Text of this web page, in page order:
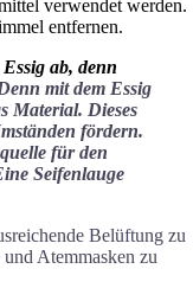
verwendet werden.
entfernen.
ab, denn
mit dem Essig
Material. Dieses
fördern.
für den
Seifenlauge
Belüftung zu
Atemmasken zu